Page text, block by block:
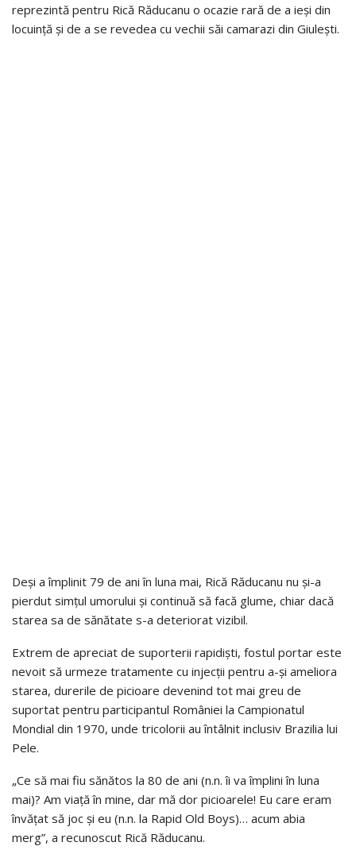
reprezintă pentru Rică Răducanu o ocazie rară de a ieși din
locuință și de a se revedea cu vechii săi camarazi din Giulești.
Deși a împlinit 79 de ani în luna mai, Rică Răducanu nu și-a
pierdut simțul umorului și continuă să facă glume, chiar dacă
starea sa de sănătate s-a deteriorat vizibil.
Extrem de apreciat de suporterii rapidiști, fostul portar este
nevoit să urmeze tratamente cu injecții pentru a-și ameliora
starea, durerile de picioare devenind tot mai greu de
suportat pentru participantul României la Campionatul
Mondial din 1970, unde tricolorii au întâlnit inclusiv Brazilia lui
Pele.
„Ce să mai fiu sănătos la 80 de ani (n.n. îi va împlini în luna
mai)? Am viață în mine, dar mă dor picioarele! Eu care eram
învățat să joc și eu (n.n. la Rapid Old Boys)… acum abia
merg”, a recunoscut Rică Răducanu.